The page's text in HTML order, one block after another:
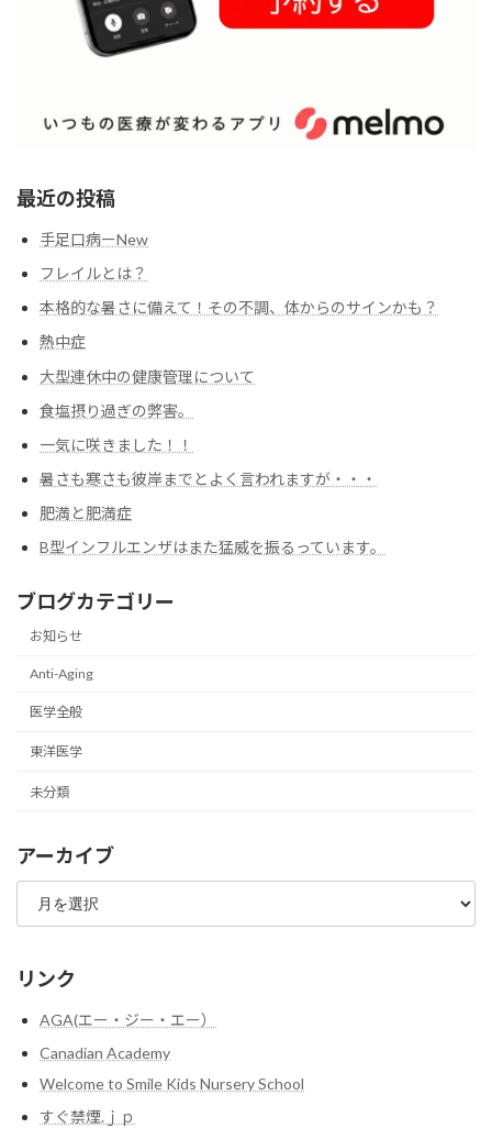
最近の投稿
手足口病ーNew
フレイルとは？
本格的な暑さに備えて！その不調、体からのサインかも？
熱中症
大型連休中の健康管理について
食塩摂り過ぎの弊害。
一気に咲きました！！
暑さも寒さも彼岸までとよく言われますが・・・
肥満と肥満症
B型インフルエンザはまた猛威を振るっています。
ブログカテゴリー
お知らせ
Anti-Aging
医学全般
東洋医学
未分類
アーカイブ
ア
カ
ブ
リンク
AGA(エー・ジー・エー）
Canadian Academy
Welcome to Smile Kids Nursery School
すぐ禁煙.ｊｐ